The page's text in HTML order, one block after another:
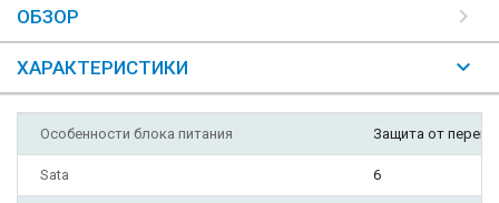
ОБЗОР
ХАРАКТЕРИСТИКИ
Особенности блока питания Защита от
Sata 6